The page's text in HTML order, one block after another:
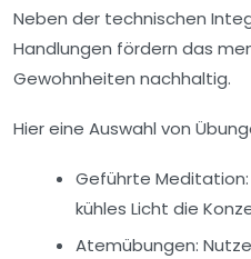
Neben der technischen
Handlungen fördern das
Gewohnheiten nachhaltig.
Hier eine Auswahl von
Geführte Meditation:
kühles Licht die
Atemübungen: